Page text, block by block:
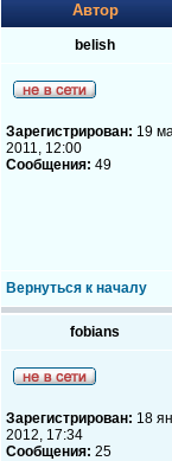
Автор
belish
Зарегистрирован: 19
2011, 12:00
Сообщения: 49
Вернуться к началу
fobians
Зарегистрирован: 18
2012, 17:34
Сообщения: 25